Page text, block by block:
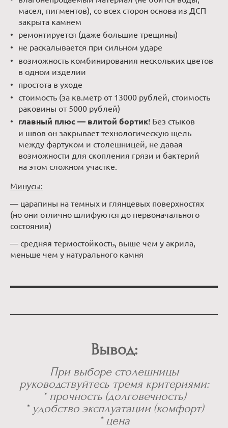
масел, пигментов), со всех сторон основа из ДСП
закрыта камнем
ремонтируется (даже большие трещины)
не раскалывается при сильном ударе
возможность комбинирования нескольких цветов
в одном изделии
простота в уходе
стоимость (за кв.метр от 13000 рублей, стоимость
раковины от 5000 рублей)
главный плюс — влитой бортик! Без стыков
и швов он закрывает технологическую щель
между фартуком и столешницей, не давая
возможности для скопления грязи и бактерий
на этом сложном участке.
Минусы:
— царапины на темных и глянцевых поверхностях
(но они отлично шлифуются до первоначального
состояния)
— средняя термостойкость, выше чем у акрила,
меньше чем у натурального камня
Вывод:
При выборе столешницы
руководствуйтесь тремя критериями:
* прочность (долговечность)
* удобство эксплуатации (комфорт)
* цена